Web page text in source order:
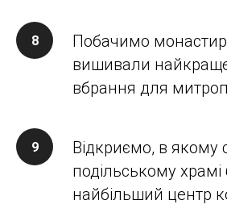
Побачимо
вишивали
вбрання для
Відкриємо, в якому
подільському храмі
найбільший центр